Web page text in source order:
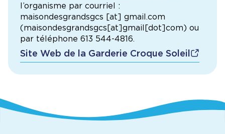
l’organisme par courriel :
maisondesgrandsgcs [at] gmail.com
(maisondesgrandsgcs[at]gmail[dot]com) ou
par téléphone 613 544-4816.
Site Web de la Garderie Croque Soleil